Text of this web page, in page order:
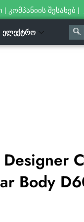
| კომპანიის შესახებ |
ᲔᲚᲔᲥᲢᲠᲝ
Body